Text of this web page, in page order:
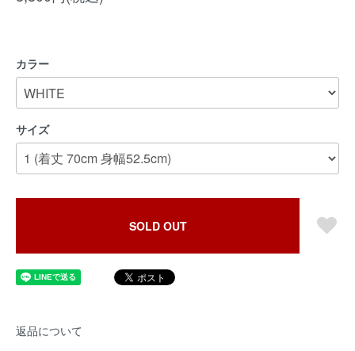
カラー
サイズ
SOLD OUT
返品について